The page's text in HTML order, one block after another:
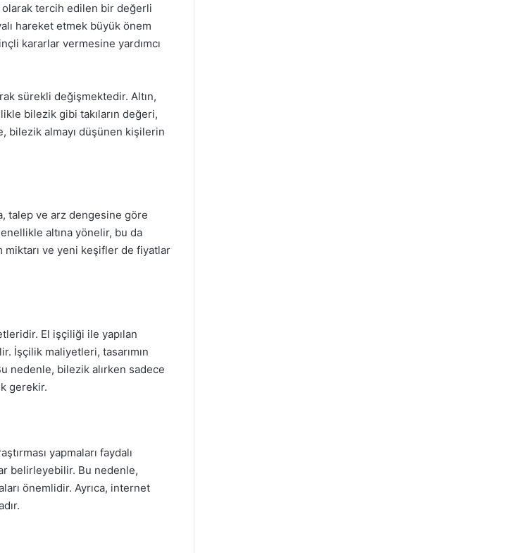
olarak tercih edilen bir değerli
hareket etmek büyük önem
kararlar vermesine yardımcı
sürekli değişmektedir. Altın,
bilezik gibi takıların değeri,
bilezik almayı düşünen kişilerin
talep ve arz dengesine göre
altına yönelir, bu da
miktarı ve yeni keşifler de fiyatlar
El işçiliği ile yapılan
İşçilik maliyetleri, tasarımın
nedenle, bilezik alırken sadece
gerekir.
yapmaları faydalı
belirleyebilir. Bu nedenle,
önemlidir. Ayrıca, internet